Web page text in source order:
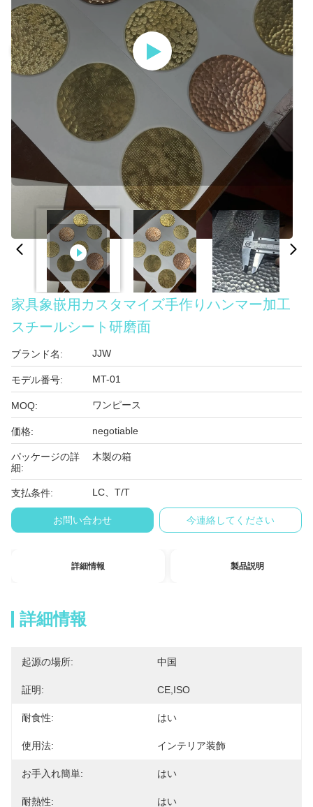
家具象嵌用カスタマイズ手作りハンマー加工
スチールシート研磨面
ブランド名: JJW
モデル番号: MT-01
MOQ: ワンピース
価格: negotiable
パッケージの詳
細:
木製の箱
支払条件: LC、T/T
お問い合わせ 今連絡してください
詳細情報 製品説明
詳細情報
起源の場所: 中国
証明: CE,ISO
耐食性: はい
使用法: インテリア装飾
お手入れ簡単: はい
耐熱性: はい